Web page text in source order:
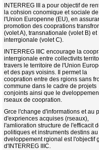
INTERREG III a pour objectif de
la cohsion conomique et sociale de
l'Union Europenne (EU), en
promotion des cooprations
(volet A), transnationale (volet B) et
interrgionale (volet C).
INTERREG IIIC encourage la
interrgionale entre collectivits
travers le territoire de l'Union
et des pays voisins. Il permet la
coopration entre des rgions sans
commune dans le cadre de projets
conjoints ainsi que le
rseaux de coopration.
Grce l'change d'informations et au
d'expriences acquises (rseaux),
l'amlioration structure de l'efficacit
politiques et instruments destins au
dveloppement rgional est l'objectif
d'INTERREG IIIC.